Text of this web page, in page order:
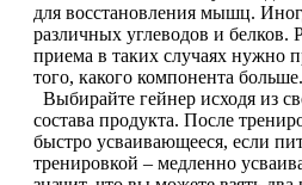
Сердце и Сосуды
Щитовидная железа
Омега жиры
для восстановления мышц.
различных углеводов и
приема в таких случаях нужно
того, какого компонента больше.
Выбирайте гейнер исходя из
состава продукта. После
быстро усваивающееся, если
тренировкой – медленно